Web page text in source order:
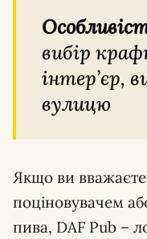
вибір
інтер’єр,
вулицю
Якщо ви
поціновувачем
пива, DAF Pub –